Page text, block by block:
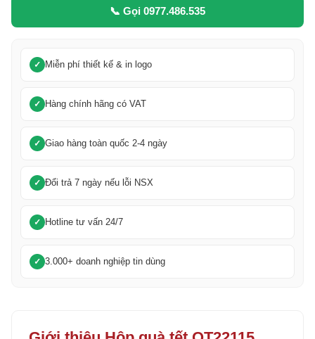
📞 Gọi 0977.486.535
Miễn phí thiết kế & in logo
Hàng chính hãng có VAT
Giao hàng toàn quốc 2-4 ngày
Đổi trả 7 ngày nếu lỗi NSX
Hotline tư vấn 24/7
3.000+ doanh nghiệp tin dùng